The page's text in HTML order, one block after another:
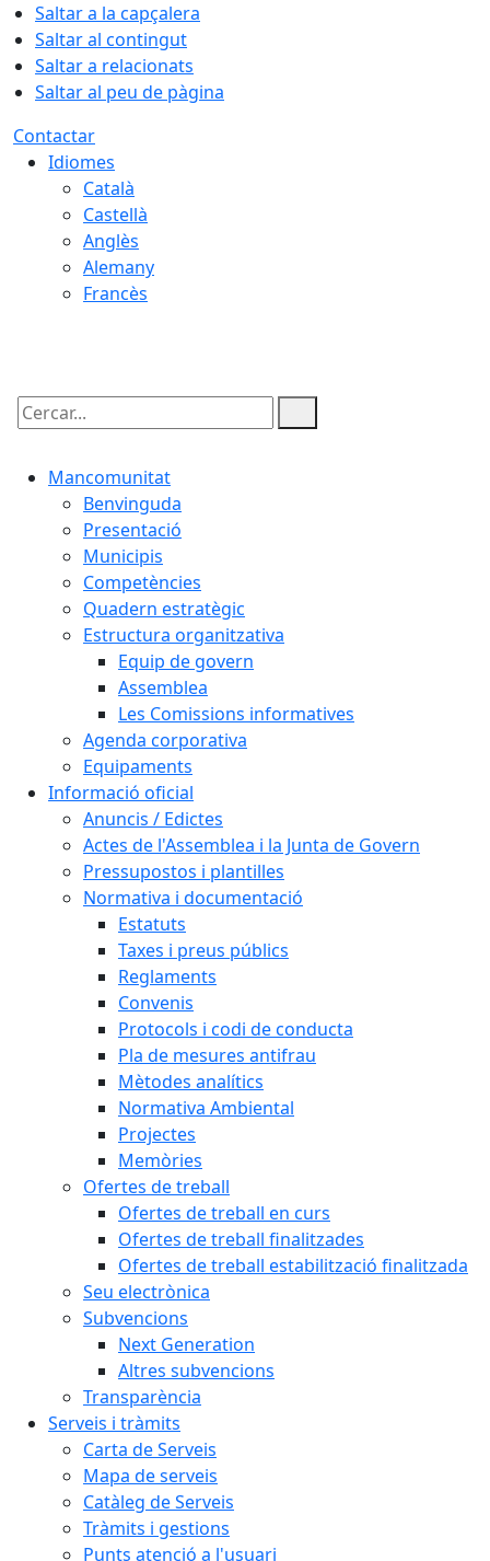
Saltar a la capçalera
Saltar al contingut
Saltar a relacionats
Saltar al peu de pàgina
Contactar
Idiomes
Català
Castellà
Anglès
Alemany
Francès
Cercar:
Mancomunitat
Benvinguda
Presentació
Municipis
Competències
Quadern estratègic
Estructura organitzativa
Equip de govern
Assemblea
Les Comissions informatives
Agenda corporativa
Equipaments
Informació oficial
Anuncis / Edictes
Actes de l'Assemblea i la Junta de Govern
Pressupostos i plantilles
Normativa i documentació
Estatuts
Taxes i preus públics
Reglaments
Convenis
Protocols i codi de conducta
Pla de mesures antifrau
Mètodes analítics
Normativa Ambiental
Projectes
Memòries
Ofertes de treball
Ofertes de treball en curs
Ofertes de treball finalitzades
Ofertes de treball estabilització finalitzada
Seu electrònica
Subvencions
Next Generation
Altres subvencions
Transparència
Serveis i tràmits
Carta de Serveis
Mapa de serveis
Catàleg de Serveis
Tràmits i gestions
Punts atenció a l'usuari